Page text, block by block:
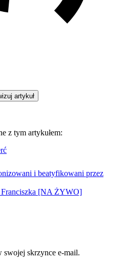
artykuł
z tym artykułem:
i beatyfikowani przez
Franciszka [NA ŻYWO]
skrzynce e-mail.